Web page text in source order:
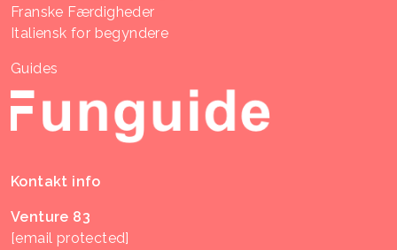
Franske Færdigheder
Italiensk for begyndere
Guides
Kontakt info
Venture 83
[email protected]